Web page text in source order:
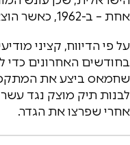
אחת – ב-1962, כאשר הוצא להורג הצורר הנאצי אדולף אייכמן.
על פי הדיווח, קציני
בחודשים האחרונים
לבנות תיק מוצק נגד
אחרי שפרצו את הגדר.